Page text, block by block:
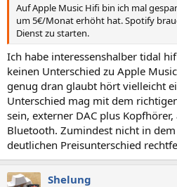
Auf Apple Music Hifi bin ich mal
um 5€/Monat erhöht hat. Spotify
Dienst zu starten.
Ich habe interessenshalber tidal
keinen Unterschied zu Apple
genug dran glaubt hört vielleicht
Unterschied mag mit dem
sein, externer DAC plus
Bluetooth. Zumindest nicht in
deutlichen Preisunterschied
Shelung